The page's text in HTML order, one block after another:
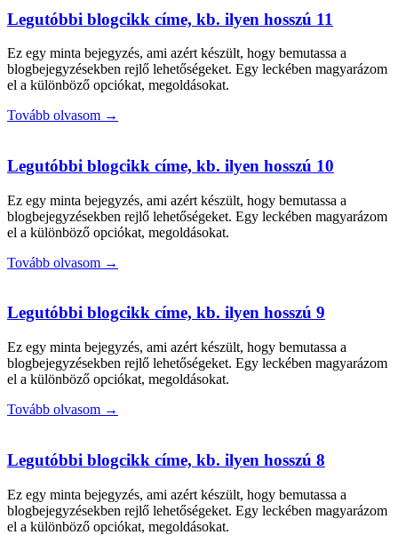
Legutóbbi blogcikk címe, kb. ilyen hosszú 11
Ez egy minta bejegyzés, ami azért készült, hogy bemutassa a
blogbejegyzésekben rejlő lehetőségeket. Egy leckében magyarázom
el a különböző opciókat, megoldásokat.
Tovább olvasom →
Legutóbbi blogcikk címe, kb. ilyen hosszú 10
Ez egy minta bejegyzés, ami azért készült, hogy bemutassa a
blogbejegyzésekben rejlő lehetőségeket. Egy leckében magyarázom
el a különböző opciókat, megoldásokat.
Tovább olvasom →
Legutóbbi blogcikk címe, kb. ilyen hosszú 9
Ez egy minta bejegyzés, ami azért készült, hogy bemutassa a
blogbejegyzésekben rejlő lehetőségeket. Egy leckében magyarázom
el a különböző opciókat, megoldásokat.
Tovább olvasom →
Legutóbbi blogcikk címe, kb. ilyen hosszú 8
Ez egy minta bejegyzés, ami azért készült, hogy bemutassa a
blogbejegyzésekben rejlő lehetőségeket. Egy leckében magyarázom
el a különböző opciókat, megoldásokat.